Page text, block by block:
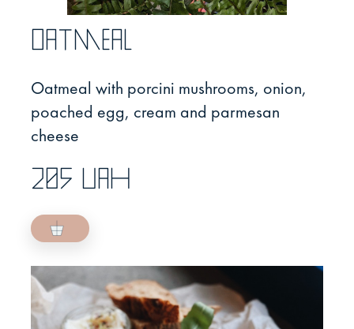
Oatmeal
Oatmeal with porcini mushrooms, onion,
poached egg, cream and parmesan
cheese
205 UAH